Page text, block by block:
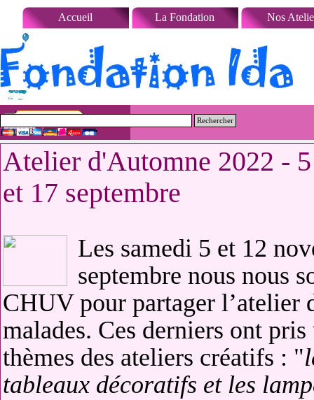
Aller au contenu
Rechercher
Accueil La Fondation Nos
Atelier d'Automne 2022 -
et 17 septembre
Les samedi 5 et 12
septembre nous nous
CHUV pour partager l’atelier
malades. Ces derniers ont
thèmes des ateliers créatifs : "
tableaux décoratifs et les